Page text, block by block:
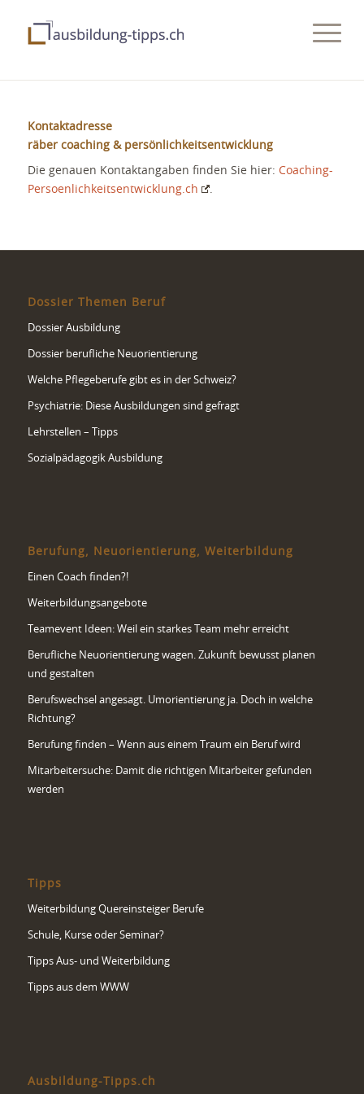
Kontaktadresse
räber coaching & persönlichkeitsentwicklung
Die genauen Kontaktangaben finden Sie hier: Coaching-
Persoenlichkeitsentwicklung.ch
.
Dossier Themen Beruf
Dossier Ausbildung
Dossier berufliche Neuorientierung
Welche Pflegeberufe gibt es in der Schweiz?
Psychiatrie: Diese Ausbildungen sind gefragt
Lehrstellen – Tipps
Sozialpädagogik Ausbildung
Berufung, Neuorientierung, Weiterbildung
Einen Coach finden?!
Weiterbildungsangebote
Teamevent Ideen: Weil ein starkes Team mehr erreicht
Berufliche Neuorientierung wagen. Zukunft bewusst planen
und gestalten
Berufswechsel angesagt. Umorientierung ja. Doch in welche
Richtung?
Berufung finden – Wenn aus einem Traum ein Beruf wird
Mitarbeitersuche: Damit die richtigen Mitarbeiter gefunden
werden
Tipps
Weiterbildung Quereinsteiger Berufe
Schule, Kurse oder Seminar?
Tipps Aus- und Weiterbildung
Tipps aus dem WWW
Ausbildung-Tipps.ch